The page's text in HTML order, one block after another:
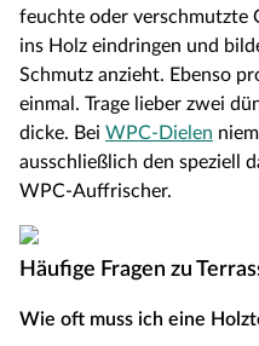
feuchte oder verschmutzte
ins Holz eindringen und
Schmutz anzieht. Ebenso
einmal. Trage lieber zwei
dicke. Bei WPC-Dielen
ausschließlich den speziell
WPC‑Auffrischer.
Häufige Fragen zu
Wie oft muss ich eine